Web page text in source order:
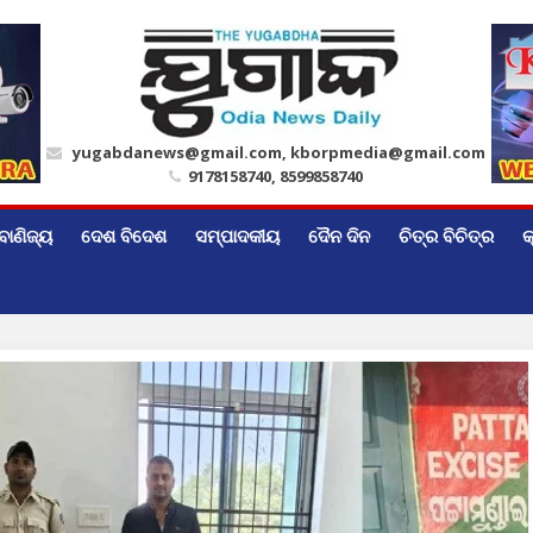
yugabdanews@gmail.com, kborpmedia@gmail.com
9178158740, 8599858740
ଦେଶ ବିଦେଶ ସମ୍ପାଦକୀୟ ଦୈନ ଦିନ ଚିତ୍ର ବିଚିତ୍ର